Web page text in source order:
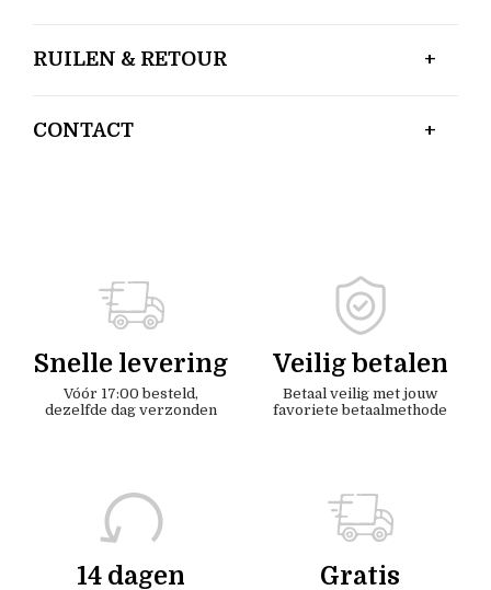
RUILEN & RETOUR
CONTACT
Snelle levering
Vóór 17:00 besteld,
dezelfde dag verzonden
Veilig betalen
Betaal veilig met jouw
favoriete betaalmethode
14 dagen Gratis